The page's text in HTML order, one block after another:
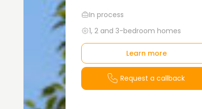
In process
1, 2 and 3-bedroom homes
Learn more
Request a callback